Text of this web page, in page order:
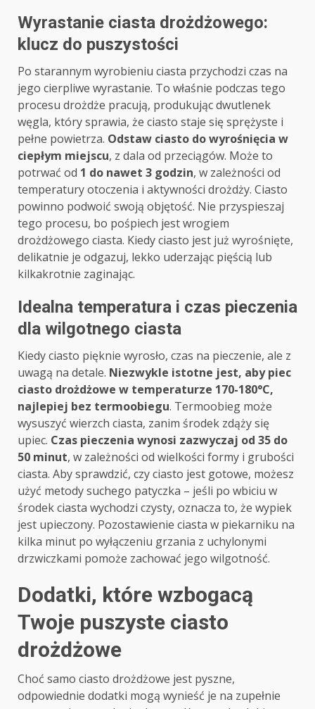
Wyrastanie ciasta drożdżowego:
klucz do puszystości
Po starannym wyrobieniu ciasta przychodzi czas na
jego cierpliwe wyrastanie. To właśnie podczas tego
procesu drożdże pracują, produkując dwutlenek
węgla, który sprawia, że ciasto staje się sprężyste i
pełne powietrza. Odstaw ciasto do wyrośnięcia w
ciepłym miejscu, z dala od przeciągów. Może to
potrwać od 1 do nawet 3 godzin, w zależności od
temperatury otoczenia i aktywności drożdży. Ciasto
powinno podwoić swoją objętość. Nie przyspieszaj
tego procesu, bo pośpiech jest wrogiem
drożdżowego ciasta. Kiedy ciasto jest już wyrośnięte,
delikatnie je odgazuj, lekko uderzając pięścią lub
kilkakrotnie zaginając.
Idealna temperatura i czas pieczenia
dla wilgotnego ciasta
Kiedy ciasto pięknie wyrosło, czas na pieczenie, ale z
uwagą na detale. Niezwykle istotne jest, aby piec
ciasto drożdżowe w temperaturze 170-180°C,
najlepiej bez termoobiegu. Termoobieg może
wysuszyć wierzch ciasta, zanim środek zdąży się
upiec. Czas pieczenia wynosi zazwyczaj od 35 do
50 minut, w zależności od wielkości formy i grubości
ciasta. Aby sprawdzić, czy ciasto jest gotowe, możesz
użyć metody suchego patyczka – jeśli po wbiciu w
środek ciasta wychodzi czysty, oznacza to, że wypiek
jest upieczony. Pozostawienie ciasta w piekarniku na
kilka minut po wyłączeniu grzania z uchylonymi
drzwiczkami pomoże zachować jego wilgotność.
Dodatki, które wzbogacą
Twoje puszyste ciasto
drożdżowe
Choć samo ciasto drożdżowe jest pyszne,
odpowiednie dodatki mogą wynieść je na zupełnie